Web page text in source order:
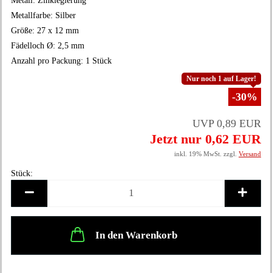
Metallfarbe: Silber
Größe: 27 x 12 mm
Fädelloch Ø: 2,5 mm
Anzahl pro Packung: 1 Stück
Nur noch 1 auf Lager!
-30%
UVP 0,89 EUR
Jetzt nur 0,62 EUR
inkl. 19% MwSt. zzgl. Versand
Stück:
In den Warenkorb